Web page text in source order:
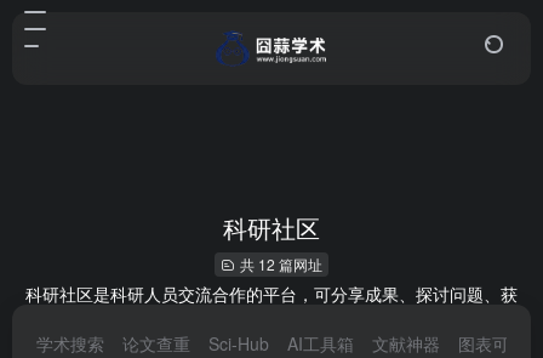
科研社区
共 12 篇网址
科研社区是科研人员交流合作的平台，可分享成果、探讨问题、获
学术搜索
论文查重 Sci-Hub AI工具箱 文献神器 图表可视